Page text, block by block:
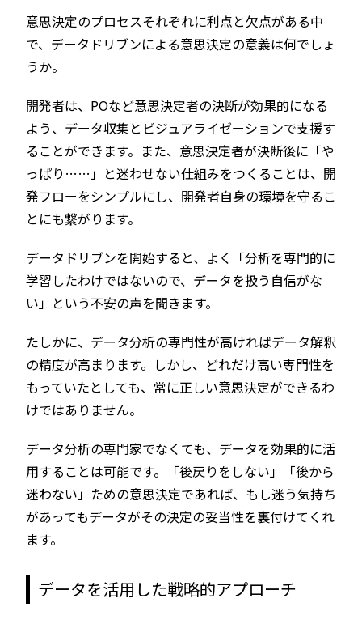
意思決定のプロセスそれぞれに利点と欠点がある中
で、データドリブンによる意思決定の意義は何でしょ
うか。
開発者は、POなど意思決定者の決断が効果的になる
よう、データ収集とビジュアライゼーションで支援す
ることができます。また、意思決定者が決断後に「や
っぱり……」と迷わせない仕組みをつくることは、開
発フローをシンプルにし、開発者自身の環境を守るこ
とにも繋がります。
データドリブンを開始すると、よく「分析を専門的に
学習したわけではないので、データを扱う自信がな
い」という不安の声を聞きます。
たしかに、データ分析の専門性が高ければデータ解釈
の精度が高まります。しかし、どれだけ高い専門性を
もっていたとしても、常に正しい意思決定ができるわ
けではありません。
データ分析の専門家でなくても、データを効果的に活
用することは可能です。「後戻りをしない」「後から
迷わない」ための意思決定であれば、もし迷う気持ち
があってもデータがその決定の妥当性を裏付けてくれ
ます。
データを活用した戦略的アプローチ